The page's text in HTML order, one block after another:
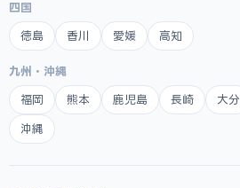
四国
徳島 香川 愛媛 高知
九州・沖縄
福岡 熊本 鹿児島 長崎 大分
沖縄